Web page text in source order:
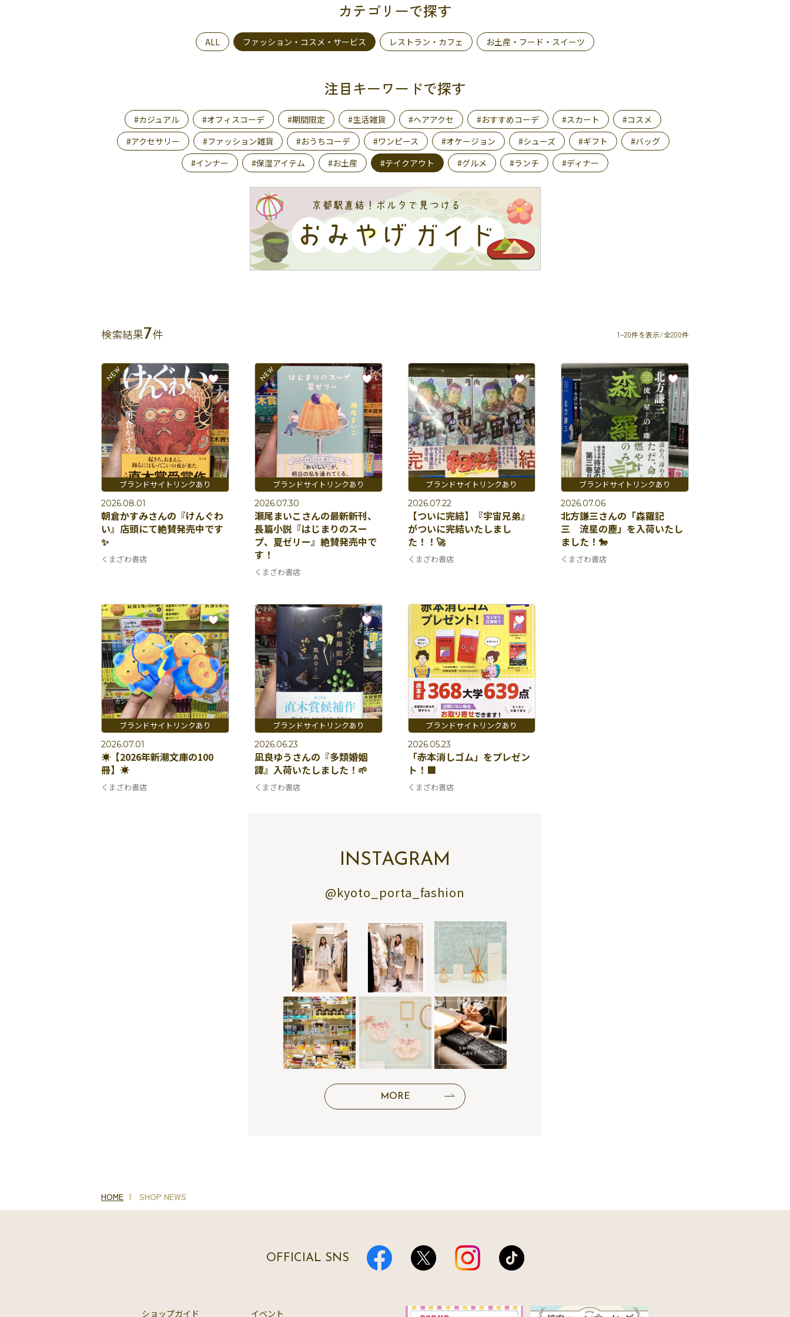
カテゴリーで探す
ALL ファッション・コスメ・サービス レストラン・カフェ お土産・フード・スイーツ
注目キーワードで探す
#カジュアル #オフィスコーデ #期間限定 #生活雑貨 #ヘアアクセ #おすすめコーデ #スカート
#コスメ
#アクセサリー
#ファッション雑貨 #おうちコーデ #ワンピース #オケージョン #シューズ #ギフト
#バッグ
#インナー
#保湿アイテム #お土産 #テイクアウト #グルメ #ランチ #ディナー
検索結果7件 1~20件を表示/全200件
2026.08.01
朝倉かすみさんの『けんぐわ
い』店頭にて絶賛発売中です
✨
くまざわ書店
2026.07.30
瀬尾まいこさんの最新新刊、
長篇小説『はじまりのスー
プ、夏ゼリー』絶賛発売中で
す！
くまざわ書店
2026.07.22
【ついに完結】『宇宙兄弟』
がついに完結いたしまし
た！！🚀
くまざわ書店
2026.07.06
北方謙三さんの「森羅記
三 流星の塵」を入荷いたし
ました！🐎
くまざわ書店
2026.07.01
☀️【2026年新潮文庫の100
冊】☀️
くまざわ書店
2026.06.23
凪良ゆうさんの『多類婚姻
譚』入荷いたしました！🌱
くまざわ書店
2026.05.23
「赤本消しゴム」をプレゼン
ト！🟥
くまざわ書店
INSTAGRAM
@kyoto_porta_fashion
MORE
HOME SHOP NEWS
OFFICIAL SNS
ショップガイド イベント